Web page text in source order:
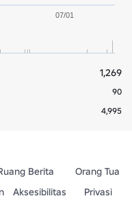
07/01
1,269
90
4,995
Berita
Orang Tua
Aksesibilitas
Privasi